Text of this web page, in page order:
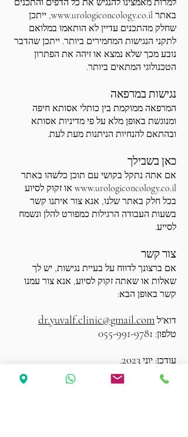
למרות מאמצינו להנגיש את כל הדפים והתכנים
באתר www.urologiconcology.co.il, ייתכן
שחלק מהתכנים עדיין לא הותאמו במלואם
לתקני הנגישות המחמירים ביותר. ייתכן שהדבר
נובע מכך שלא נמצא או זיהה את הפתרון
הטכנולוגי המתאים ביותר.
נגישות במרפאה
המרפאה ממוקמת בין כותלי אסותא חיפה
ומנוגשת באופן מלא על פי מדיניות אסותא
ובהתאם להנחיות הניתנות מעת לעת.
כאן בשבילך
אם אתה נתקל בקושי עם תוכן כלשהו באתר
www.urologiconcology.co.il או זקוק לסיוע
בכל חלק באתר שלנו, אנא צור איתנו קשר
בשעות העבודה הרגילות כמפורט להלן ונשמח
לסייע.
צור קשר
אם ברצונך לדווח על בעיית נגישות, יש לך
שאלות או שאתה זקוק לסיוע, אנא צור עמנו
קשר באופן הבא:
דוא"ל dr.yuvalf.clinic@gmail.com
טלפון: 055-991-9781
עודכן: יוני 2023
.